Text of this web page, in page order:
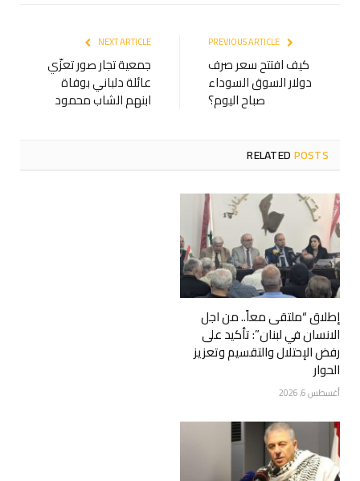
كيف افتتح سعر صرف
دولار السوق السوداء
صباح اليوم؟
NEXT ARTICLE
جمعية تجار صور تعزّي
عائلة دلباني بوفاة
ابنهم الشاب محمود
RELATEDPOSTS
إطلاق “ملتقى معاً.. من اجل
الانسان في لبنان”: تأكيد على
رفض الإحتلال والتقسيم وتعزيز
الحوار
أغسطس 6, 2026